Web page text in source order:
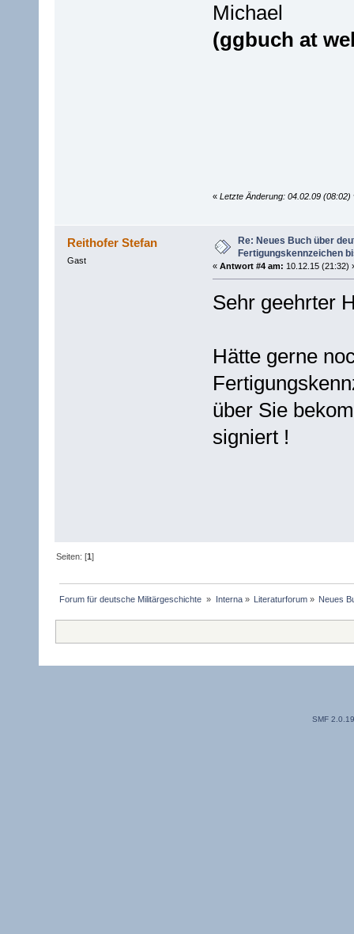
Michael
(ggbuch at
« Letzte Änderung: 04.02.09 (08:02)
Reithofer Stefan
Gast
Re: Neues Buch über
Fertigungskennzeichen
« Antwort #4 am: 10.12.15 (21:32)
Sehr geehrter
Hätte gerne
über Sie
signiert !
Seiten: [1]
Forum für deutsche Militärgeschichte » Interna» Literaturforum» Neues
SMF 2.0.19